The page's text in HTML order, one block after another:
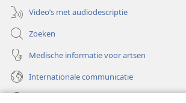
Video’s met audiodescriptie
Zoeken
Medische informatie voor artsen
Internationale communicatie